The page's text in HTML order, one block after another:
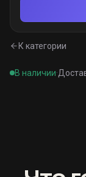
К категории
В наличии·